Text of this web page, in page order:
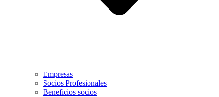
Empresas
Socios Profesionales
Beneficios socios